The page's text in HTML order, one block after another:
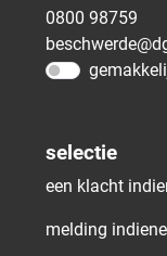
0800 98759
selectie
een klacht
melding